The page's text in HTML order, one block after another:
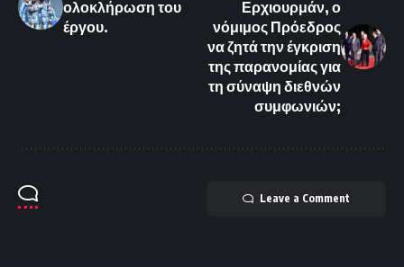
ολοκλήρωση του
έργου.
Ερχιουρμάν, ο
νόμιμος Πρόεδρος
να ζητά την έγκριση
της παρανομίας για
τη σύναψη διεθνών
συμφωνιών;
Leave a Comment